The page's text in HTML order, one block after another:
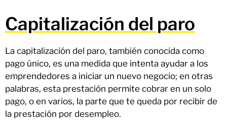
Capitalización del paro
La capitalización del paro, también conocida como
pago único, es una medida que intenta ayudar a los
emprendedores a iniciar un nuevo negocio; en otras
palabras, esta prestación permite cobrar en un solo
pago, o en varios, la parte que te queda por recibir de
la prestación por desempleo.